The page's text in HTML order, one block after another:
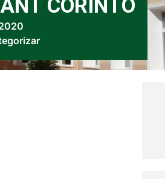
CORINTO